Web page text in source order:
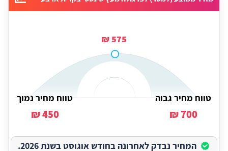
575 ₪
טווח מחיר גבוה
700 ₪
טווח מחיר נמוך
450 ₪
המחיר נבדק לאחרונה בחודש אוגוסט בשנת 2026.